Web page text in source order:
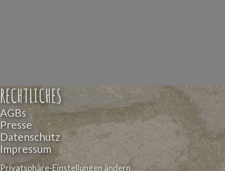
RECHTLICHES
AGBs
Presse
Datenschutz
Impressum
Privatsphäre-Einstellungen ändern